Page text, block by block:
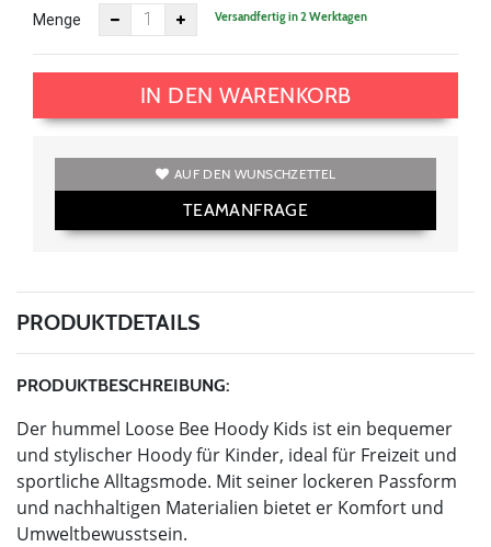
Menge Versandfertig in 2 Werktagen
IN DEN WARENKORB
AUF DEN WUNSCHZETTEL
TEAMANFRAGE
PRODUKTDETAILS
PRODUKTBESCHREIBUNG:
Der hummel Loose Bee Hoody Kids ist ein bequemer
und stylischer Hoody für Kinder, ideal für Freizeit und
sportliche Alltagsmode. Mit seiner lockeren Passform
und nachhaltigen Materialien bietet er Komfort und
Umweltbewusstsein.